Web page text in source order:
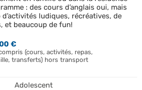
: des cours d’anglais oui, mais
d’activités ludiques, récréatives, de
et beaucoup de fun!
€
(cours, activités, repas,
transferts) hors transport
Adolescent